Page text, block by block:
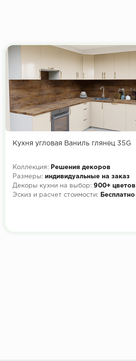
Кухня угловая Ваниль глянец 35G
Коллекция:
Решения декоров
Размеры: индивидуальные на заказ
Декоры кухни на выбор: 900+ цветов
Эскиз и расчет стоимости:
Бесплатно